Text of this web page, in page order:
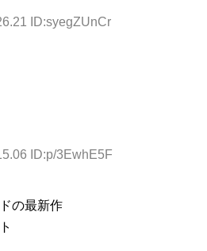
ID:syegZUnCr
ID:p/3EwhE5F
の最新作